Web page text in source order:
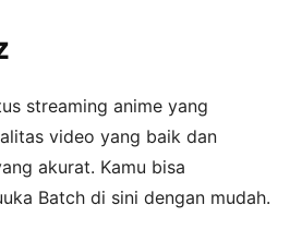
streaming anime yang
video yang baik dan
akurat. Kamu bisa
Batch di sini dengan mudah.